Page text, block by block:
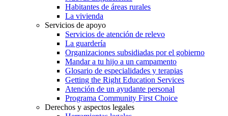
Habitantes de áreas rurales
La vivienda
Servicios de apoyo
Servicios de atención de relevo
La guardería
Organizaciones subsidiadas por el gobierno
Mandar a tu hijo a un campamento
Glosario de especialidades y terapias
Getting the Right Education Services
Atención de un ayudante personal
Programa Community First Choice
Derechos y aspectos legales